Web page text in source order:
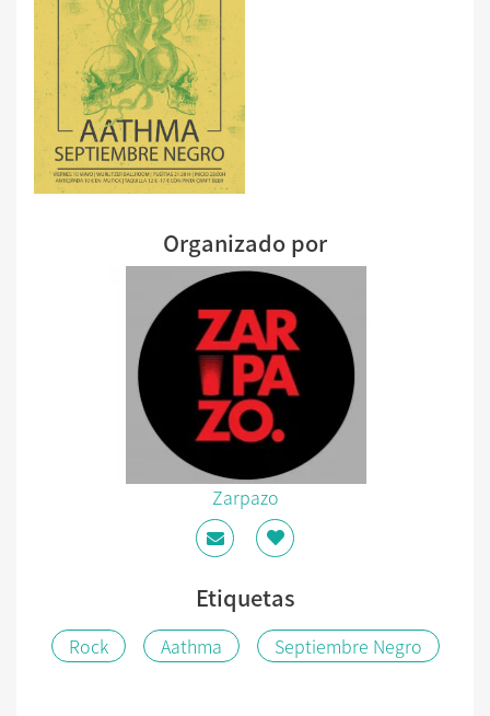
Organizado por
Zarpazo
Etiquetas
Rock Aathma Septiembre Negro